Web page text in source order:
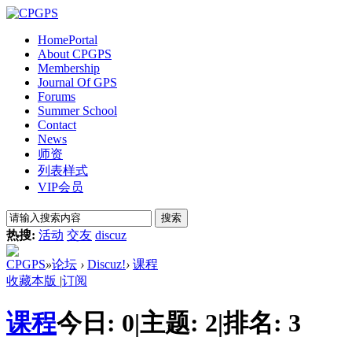
HomePortal
About CPGPS
Membership
Journal Of GPS
Forums
Summer School
Contact
News
师资
列表样式
VIP会员
搜索
热搜: 活动 交友 discuz
CPGPS»论坛 › Discuz!› 课程
收藏本版 |订阅
课程今日: 0|主题: 2|排名: 3